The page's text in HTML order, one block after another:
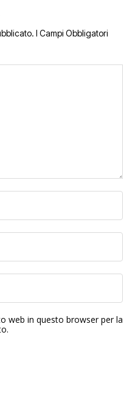
I Campi Obbligatori
web in questo browser per la